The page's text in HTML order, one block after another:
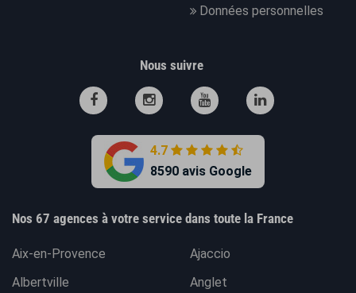
Données personnelles
Nous suivre
4.7
8590 avis Google
Nos 67 agences à votre service dans toute la France
Aix-en-Provence
Ajaccio
Albertville
Anglet